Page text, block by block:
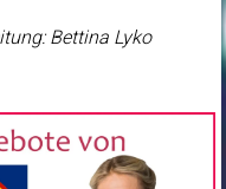
Bettina Lyko